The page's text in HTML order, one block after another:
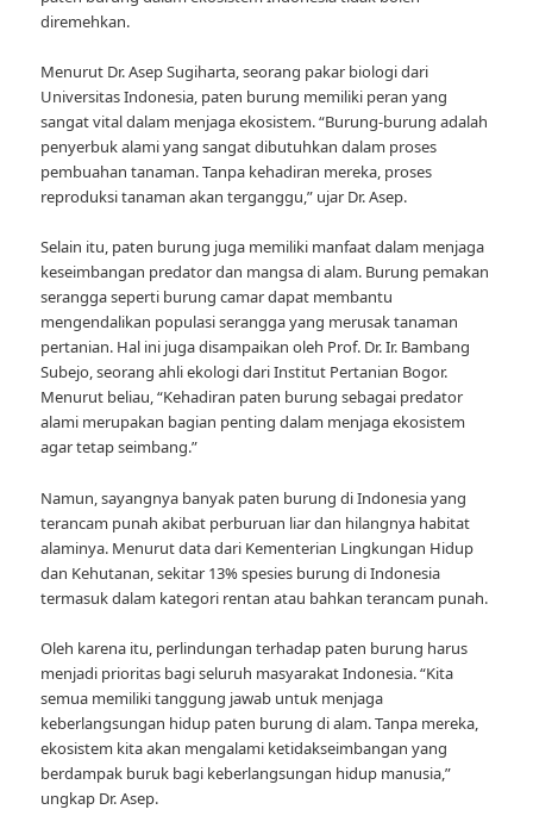
diremehkan.
Menurut Dr. Asep Sugiharta, seorang pakar biologi dari
Universitas Indonesia, paten burung memiliki peran yang
sangat vital dalam menjaga ekosistem. “Burung-burung adalah
penyerbuk alami yang sangat dibutuhkan dalam proses
pembuahan tanaman. Tanpa kehadiran mereka, proses
reproduksi tanaman akan terganggu,” ujar Dr. Asep.
Selain itu, paten burung juga memiliki manfaat dalam menjaga
keseimbangan predator dan mangsa di alam. Burung pemakan
serangga seperti burung camar dapat membantu
mengendalikan populasi serangga yang merusak tanaman
pertanian. Hal ini juga disampaikan oleh Prof. Dr. Ir. Bambang
Subejo, seorang ahli ekologi dari Institut Pertanian Bogor.
Menurut beliau, “Kehadiran paten burung sebagai predator
alami merupakan bagian penting dalam menjaga ekosistem
agar tetap seimbang.”
Namun, sayangnya banyak paten burung di Indonesia yang
terancam punah akibat perburuan liar dan hilangnya habitat
alaminya. Menurut data dari Kementerian Lingkungan Hidup
dan Kehutanan, sekitar 13% spesies burung di Indonesia
termasuk dalam kategori rentan atau bahkan terancam punah.
Oleh karena itu, perlindungan terhadap paten burung harus
menjadi prioritas bagi seluruh masyarakat Indonesia. “Kita
semua memiliki tanggung jawab untuk menjaga
keberlangsungan hidup paten burung di alam. Tanpa mereka,
ekosistem kita akan mengalami ketidakseimbangan yang
berdampak buruk bagi keberlangsungan hidup manusia,”
ungkap Dr. Asep.